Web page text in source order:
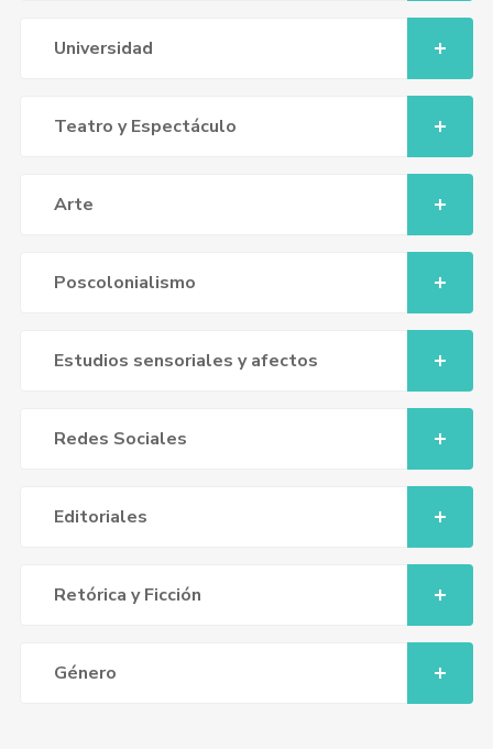
Universidad
Teatro y Espectáculo
Arte
Poscolonialismo
Estudios sensoriales y afectos
Redes Sociales
Editoriales
Retórica y Ficción
Género